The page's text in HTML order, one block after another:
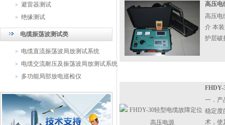
> 避雷器测试
> 绝缘测试
电缆振荡波测试类
> 电缆直流振荡波局放测试系统
> 电缆交流耐压及振荡波局放测试系统
> 多功能局部放电巡检仪
高压电
高压电
介 本
护层破
FHDY-
一．产
稳定度
术，使